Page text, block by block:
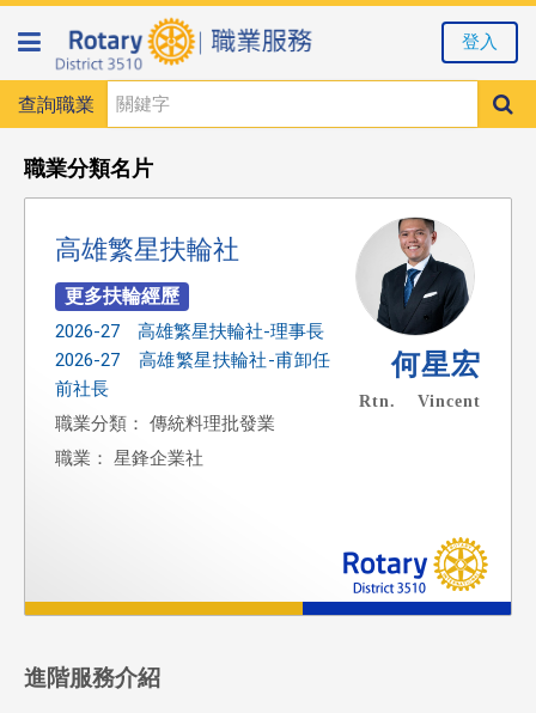
查詢職業
登入
職業分類名片
高雄繁星扶輪社
2026-27 高雄繁星扶輪社-理事長
2026-27 高雄繁星扶輪社-甫卸任
前社長
職業分類： 傳統料理批發業
職業： 星鋒企業社
何星宏
Rtn. Vincent
進階服務介紹